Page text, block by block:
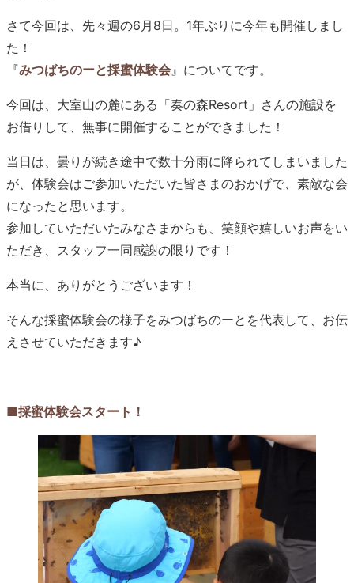
さて今回は、先々週の6月8日。1年ぶりに今年も開催しまし
た！
『みつばちのーと採蜜体験会』についてです。
今回は、大室山の麓にある「奏の森Resort」さんの施設を
お借りして、無事に開催することができました！
当日は、曇りが続き途中で数十分雨に降られてしまいました
が、体験会はご参加いただいた皆さまのおかげで、素敵な会
になったと思います。
参加していただいたみなさまからも、笑顔や嬉しいお声をい
ただき、スタッフ一同感謝の限りです！
本当に、ありがとうございます！
そんな採蜜体験会の様子をみつばちのーとを代表して、お伝
えさせていただきます♪
■採蜜体験会スタート！